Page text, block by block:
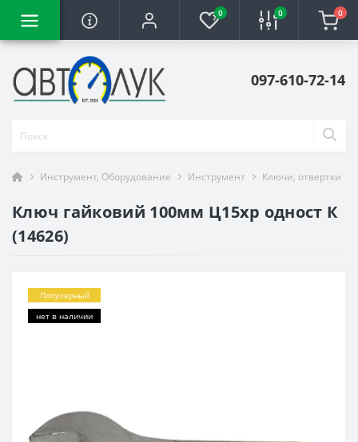
0 0 0
097-610-72-14
Инструмент, Оборудование Инструмент Ключи, отвертки
Ключ гайковий 100мм Ц15хр одност К
(14626)
Популярный
нет в наличии